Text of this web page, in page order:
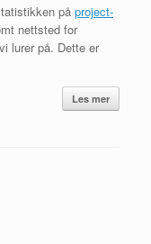
på project-
nettsted for
lurer på. Dette er
Les mer